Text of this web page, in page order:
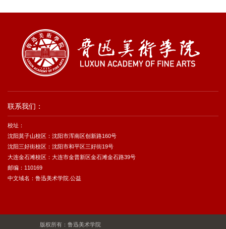
联系我们：
校址：
沈阳莫子山校区：沈阳市浑南区创新路160号
沈阳三好街校区：沈阳市和平区三好街19号
大连金石滩校区：大连市金普新区金石滩金石路39号
邮编：110169
中文域名：鲁迅美术学院.公益
版权所有：鲁迅美术学院